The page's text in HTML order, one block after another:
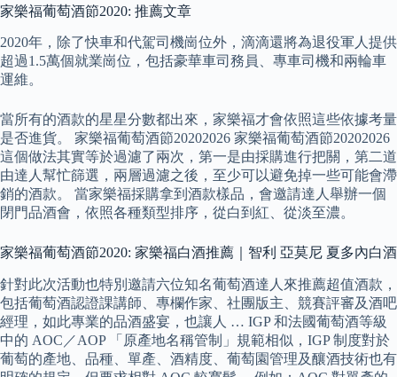
家樂福葡萄酒節2020: 推薦文章
2020年，除了快車和代駕司機崗位外，滴滴還將為退役軍人提供
超過1.5萬個就業崗位，包括豪華車司務員、專車司機和兩輪車
運維。
當所有的酒款的星星分數都出來，家樂福才會依照這些依據考量
是否進貨。 家樂福葡萄酒節20202026 家樂福葡萄酒節20202026
這個做法其實等於過濾了兩次，第一是由採購進行把關，第二道
由達人幫忙篩選，兩層過濾之後，至少可以避免掉一些可能會滯
銷的酒款。 當家樂福採購拿到酒款樣品，會邀請達人舉辦一個
閉門品酒會，依照各種類型排序，從白到紅、從淡至濃。
家樂福葡萄酒節2020: 家樂福白酒推薦｜智利 亞莫尼 夏多內白酒
針對此次活動也特別邀請六位知名葡萄酒達人來推薦超值酒款，
包括葡萄酒認證課講師、專欄作家、社團版主、競賽評審及酒吧
經理，如此專業的品酒盛宴，也讓人 … IGP 和法國葡萄酒等級
中的 AOC／AOP 「原產地名稱管制」規範相似，IGP 制度對於
葡萄的產地、品種、單產、酒精度、葡萄園管理及釀酒技術也有